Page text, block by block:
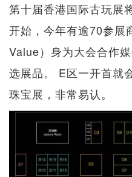
第十届香港国际古玩展
开始，今年有逾70参展
Value）身为大会合作
选展品。 E区一开首就
珠宝展，非常易认。